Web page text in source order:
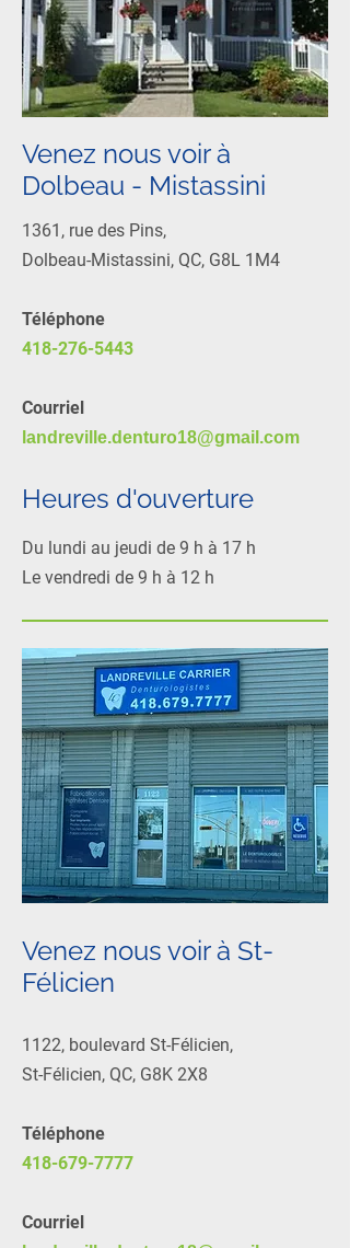
Venez nous voir à
Dolbeau - Mistassini
1361, rue des Pins,
Dolbeau-Mistassini, QC, G8L 1M4
Téléphone
418-276-5443
Courriel
landreville.denturo18@gmail.com
Heures d'ouverture
Du lundi au jeudi de 9 h à 17 h
Le vendredi de 9 h à 12 h
Venez nous voir à St-
Félicien
1122, boulevard St-Félicien,
St-Félicien, QC, G8K 2X8
Téléphone
418-679-7777
Courriel